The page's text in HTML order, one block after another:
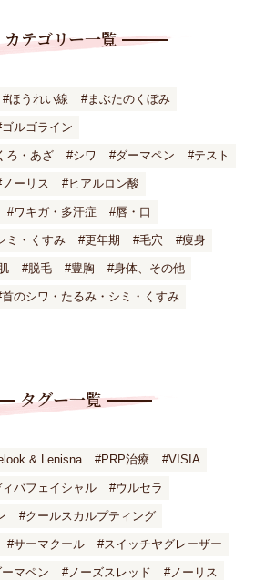
カテゴリー一覧
#ほうれい線 #まぶたのくぼみ
ルゴライン
ろ・あざ #シワ #ダーマペン #テスト
ーリス #ヒアルロン酸
#ワキガ・多汗症 #唇・口
ミ・くすみ #更年期 #毛穴 #痩身
#脱毛 #豊胸 #身体、その他
首のシワ・たるみ・シミ・くすみ
タグー一覧
& Lenisna #PRP治療 #VISIA
バフェイシャル #ウルセラ
#クールスカルプティング
#サーマクール #スイッチヤグレーザー
マペン #ノーズスレッド #ノーリス